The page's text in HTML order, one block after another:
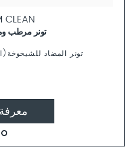
CLEAN
تونر مرطب
تونر المضاد